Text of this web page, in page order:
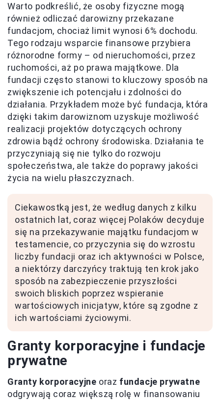
Warto podkreślić, że osoby fizyczne mogą
również odliczać darowizny przekazane
fundacjom, chociaż limit wynosi 6% dochodu.
Tego rodzaju wsparcie finansowe przybiera
różnorodne formy – od nieruchomości, przez
ruchomości, aż po prawa majątkowe. Dla
fundacji często stanowi to kluczowy sposób na
zwiększenie ich potencjału i zdolności do
działania. Przykładem może być fundacja, która
dzięki takim darowiznom uzyskuje możliwość
realizacji projektów dotyczących ochrony
zdrowia bądź ochrony środowiska. Działania te
przyczyniają się nie tylko do rozwoju
społeczeństwa, ale także do poprawy jakości
życia na wielu płaszczyznach.
Ciekawostką jest, że według danych z kilku
ostatnich lat, coraz więcej Polaków decyduje
się na przekazywanie majątku fundacjom w
testamencie, co przyczynia się do wzrostu
liczby fundacji oraz ich aktywności w Polsce,
a niektórzy darczyńcy traktują ten krok jako
sposób na zabezpieczenie przyszłości
swoich bliskich poprzez wspieranie
wartościowych inicjatyw, które są zgodne z
ich wartościami życiowymi.
Granty korporacyjne i fundacje
prywatne
Granty korporacyjne oraz fundacje prywatne
odgrywają coraz większą rolę w finansowaniu